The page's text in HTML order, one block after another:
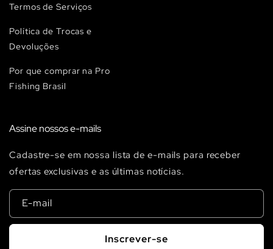
Termos de Serviços
Política de Trocas e
Devoluções
Por que comprar na Pro
Fishing Brasil
Assine nossos e-mails
Cadastre-se em nossa lista de e-mails para receber
ofertas exclusivas e as últimas notícias.
E-mail
Inscrever-se